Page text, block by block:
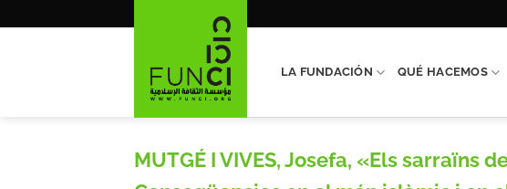
LA FUNDACIÓN QUÉ HACEMOS
MUTGÉ I VIVES, Josefa, «Els sarraïns